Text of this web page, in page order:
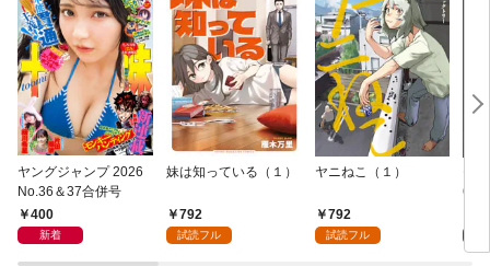
ヤングジャンプ 2026
No.36＆37合併号
400
新着
妹は知っている（１）
792
試読フル
ヤニねこ（１）
792
試読フル
6・